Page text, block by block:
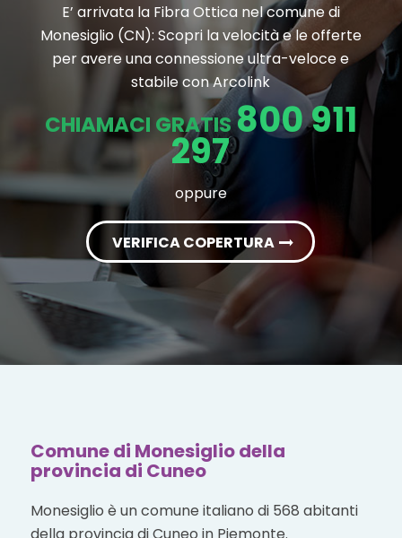
E’ arrivata la Fibra Ottica nel comune di
Monesiglio (CN): Scopri la velocità e le offerte
per avere una connessione ultra-veloce e
stabile con Arcolink
CHIAMACI GRATIS800 911
297
oppure
VERIFICA COPERTURA
Comune di Monesiglio della
provincia di Cuneo
Monesiglio è un comune italiano di 568 abitanti